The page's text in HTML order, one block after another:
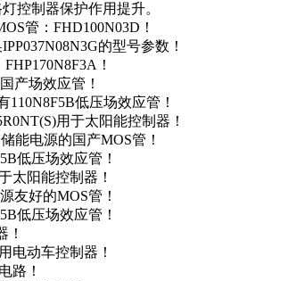
控制器保护作用提升。
管：FHD100N03D！
的型号参数！
！
产场效应管！
低压场效应管！
用于太阳能控制器！
能电源的国产MOS管！
低压场效应管！
太阳能控制器！
友好的MOS管！
低压场效应管！
！
电动车控制器！
路！